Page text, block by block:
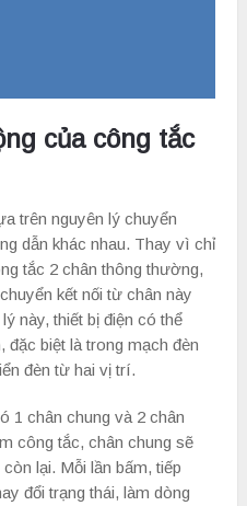
của công tắc
trên nguyên lý chuyển
dẫn khác nhau. Thay vì chỉ
tắc 2 chân thông thường,
kết nối từ chân này
này, thiết bị điện có thể
đặc biệt là trong mạch đèn
đèn từ hai vị trí.
1 chân chung và 2 chân
công tắc, chân chung sẽ
lại. Mỗi lần bấm, tiếp
đổi trạng thái, làm dòng